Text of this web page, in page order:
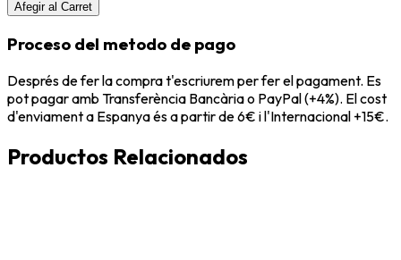
Afegir al Carret
Proceso del metodo de pago
Després de fer la compra t'escriurem per fer el pagament. Es
pot pagar amb Transferència Bancària o PayPal (+4%). El cost
d'enviament a Espanya és a partir de 6€ i l'Internacional +15€.
Productos Relacionados